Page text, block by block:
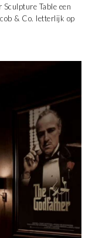
Table een
& Co. letterlijk op